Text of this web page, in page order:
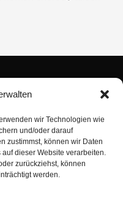
wir Technologien wie
und/oder darauf
zustimmst, können wir Daten
dieser Website verarbeiten.
zurückziehst, können
werden.